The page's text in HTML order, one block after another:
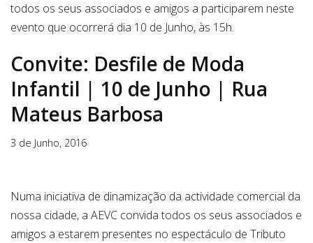
todos os seus associados e amigos a participarem neste
evento que ocorrerá dia 10 de Junho, às 15h.
Convite: Desfile de Moda
Infantil | 10 de Junho | Rua
Mateus Barbosa
3 de Junho, 2016
Numa iniciativa de dinamização da actividade comercial da
nossa cidade, a AEVC convida todos os seus associados e
amigos a estarem presentes no espectáculo de Tributo